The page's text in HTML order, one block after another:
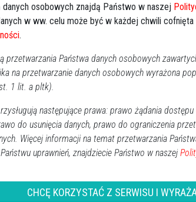
w Avalonie
2014-04-27 08:42
Kontrabanda zaśpiewa Jacek Dewódzki.
osobowych znajdą Państwo w naszej
w ww. celu może być w każdej chwili
.
przetwarzania Państwa danych osobowych
na przetwarzanie danych osobowych wyrażona
1 lit. a pltk).
następujące prawa: prawo żądania
do usunięcia danych, prawo do ograniczenia
Więcej informacji na temat przetwarzania
uprawnień, znajdziecie Państwo w naszej
CHCĘ KORZYSTAĆ Z SERWISU I